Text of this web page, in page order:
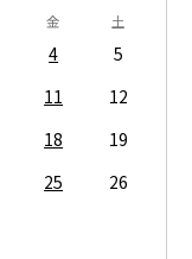
金 土
4
5
11
12
18
19
25
26